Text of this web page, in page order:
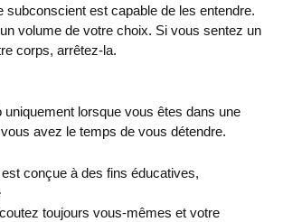
subconscient est capable de les entendre.
volume de votre choix. Si vous sentez un
corps, arrêtez-la.
uniquement lorsque vous êtes dans une
avez le temps de vous détendre.
conçue à des fins éducatives,
toujours vous-mêmes et votre